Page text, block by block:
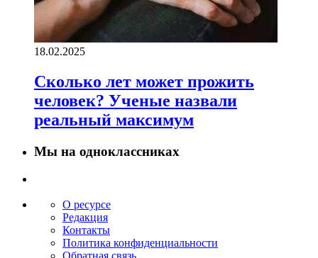
18.02.2025
Сколько лет может прожить
человек? Ученые назвали
реальный максимум
Мы на одноклассниках
О ресурсе
Редакция
Контакты
Политика конфиденциальности